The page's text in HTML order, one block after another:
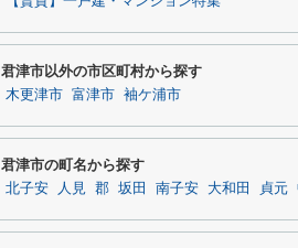
君津市以外の市区町村から探す
木更津市 富津市 袖ケ浦市
君津市の町名から探す
北子安 人見 郡 坂田 南子安 大和田 貞元